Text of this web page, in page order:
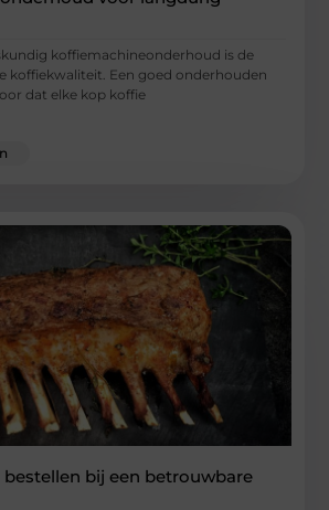
koffiemachineonderhoud is de
koffiekwaliteit. Een goed onderhouden
dat elke kop koffie
bestellen bij een betrouwbare